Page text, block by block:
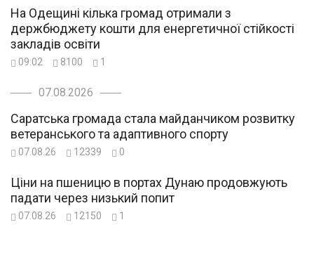
На Одещині кілька громад отримали з
держбюджету кошти для енергетичної стійкості
закладів освіти
09:02 8100 1
07.08.2026
Саратська громада стала майданчиком розвитку
ветеранського та адаптивного спорту
07.08.26 12339 0
Ціни на пшеницю в портах Дунаю продовжують
падати через низький попит
07.08.26 12150 1